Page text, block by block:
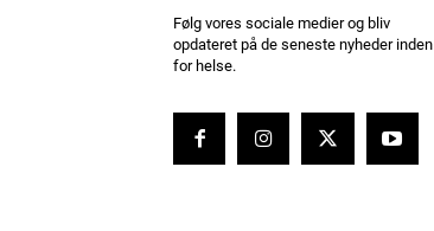
Følg vores sociale medier og bliv
opdateret på de seneste nyheder inden
for helse.